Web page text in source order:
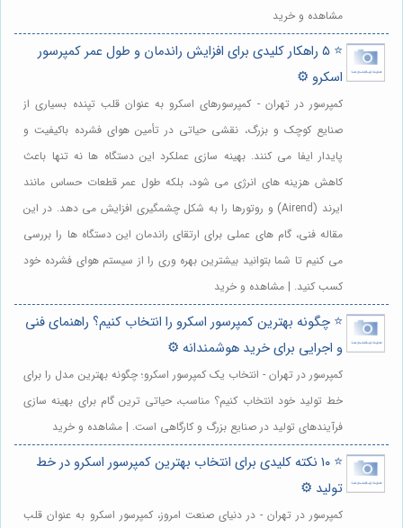
مشاهده و خرید
⭐️ ۵ راهکار کلیدی برای افزایش راندمان و طول عمر کمپرسور
اسکرو ⚙️
کمپرسور در تهران - کمپرسورهای اسکرو به عنوان قلب تپنده بسیاری از
صنایع کوچک و بزرگ، نقشی حیاتی در تأمین هوای فشرده باکیفیت و
پایدار ایفا می کنند. بهینه سازی عملکرد این دستگاه ها نه تنها باعث
کاهش هزینه های انرژی می شود، بلکه طول عمر قطعات حساس مانند
ایرند (Airend) و روتورها را به شکل چشمگیری افزایش می دهد. در این
مقاله فنی، گام های عملی برای ارتقای راندمان این دستگاه ها را بررسی
می کنیم تا شما بتوانید بیشترین بهره وری را از سیستم هوای فشرده خود
کسب کنید. | مشاهده و خرید
⭐️ چگونه بهترین کمپرسور اسکرو را انتخاب کنیم؟ راهنمای فنی
و اجرایی برای خرید هوشمندانه ⚙️
کمپرسور در تهران - انتخاب یک کمپرسور اسکرو؛ چگونه بهترین مدل را برای
خط تولید خود انتخاب کنیم؟ مناسب، حیاتی ترین گام برای بهینه سازی
فرآیندهای تولید در صنایع بزرگ و کارگاهی است. | مشاهده و خرید
⭐️ ۱۰ نکته کلیدی برای انتخاب بهترین کمپرسور اسکرو در خط
تولید ⚙️
کمپرسور در تهران - در دنیای صنعت امروز، کمپرسور اسکرو به عنوان قلب